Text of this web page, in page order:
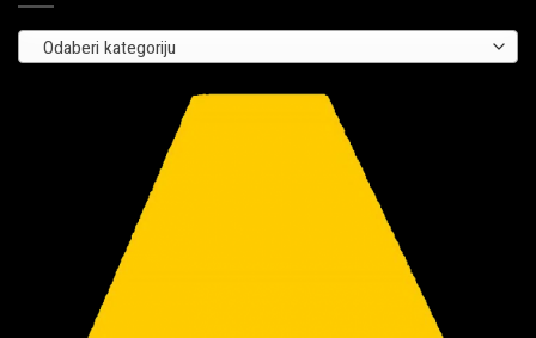
Odaberi kategoriju